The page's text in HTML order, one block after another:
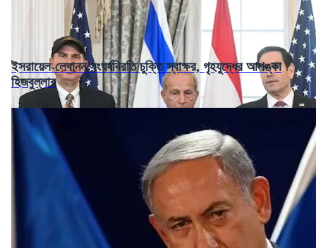
ইসরায়েল-লেবানন সংঘর্ষবিরতি চুক্তি স্বাক্ষর, গৃহযুদ্ধের আশঙ্কা
হিজবুল্লার